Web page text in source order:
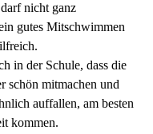
nicht ganz
gutes Mitschwimmen
in der Schule, dass die
schön mitmachen und
auffallen, am besten
kommen.